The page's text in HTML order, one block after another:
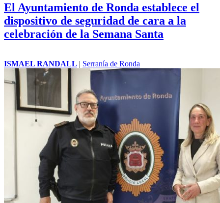
El Ayuntamiento de Ronda establece el
dispositivo de seguridad de cara a la
celebración de la Semana Santa
ISMAEL RANDALL | Serranía de Ronda